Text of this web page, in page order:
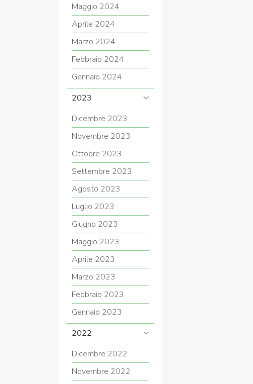
Maggio 2024
Aprile 2024
Marzo 2024
Febbraio 2024
Gennaio 2024
2023
Dicembre 2023
Novembre 2023
Ottobre 2023
Settembre 2023
Agosto 2023
Luglio 2023
Giugno 2023
Maggio 2023
Aprile 2023
Marzo 2023
Febbraio 2023
Gennaio 2023
2022
Dicembre 2022
Novembre 2022